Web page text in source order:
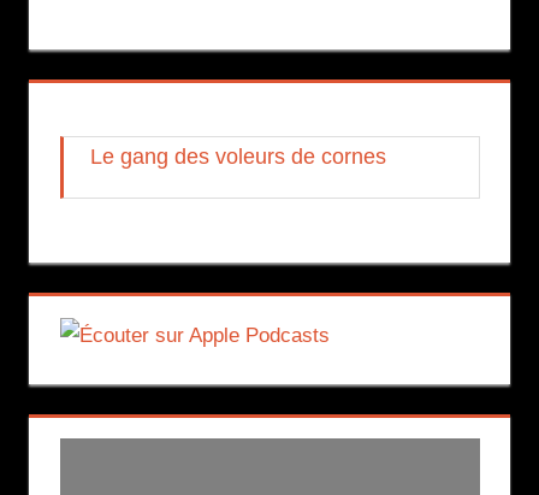
Le gang des voleurs de cornes